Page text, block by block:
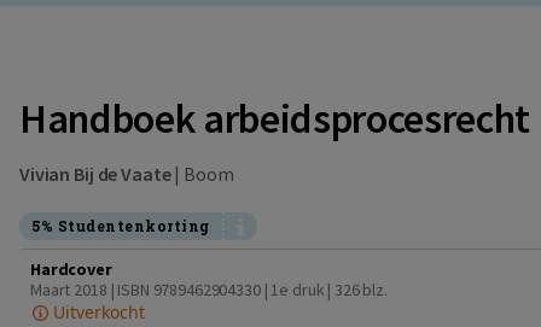
Handboek arbeidsprocesrecht
Vivian Bij de Vaate| Boom
5% Studentenkorting
Hardcover
Maart 2018 | ISBN 9789462904330 | 1e druk | 326 blz.
Uitverkocht